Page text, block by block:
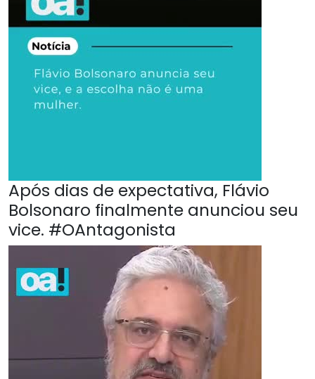
Após dias de expectativa, Flávio
Bolsonaro finalmente anunciou seu
vice. #OAntagonista